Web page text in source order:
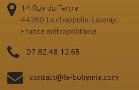
14 Rue du Tertre
44260 La chappelle-Launay,
France métropolitaine
07.82.48.12.68
contact@la-bohemia.com